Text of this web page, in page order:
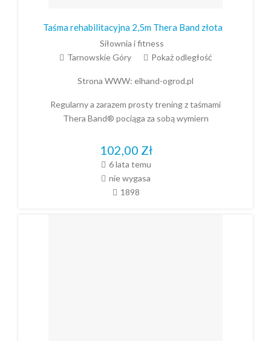
Taśma rehabilitacyjna 2,5m Thera Band złota
Siłownia i fitness
Tarnowskie Góry
Pokaż odległość
Strona WWW: elhand-ogrod.pl
Regularny a zarazem prosty trening z taśmami
Thera Band® pociąga za sobą wymiern
102,00 Zł
6 lata temu
nie wygasa
1898